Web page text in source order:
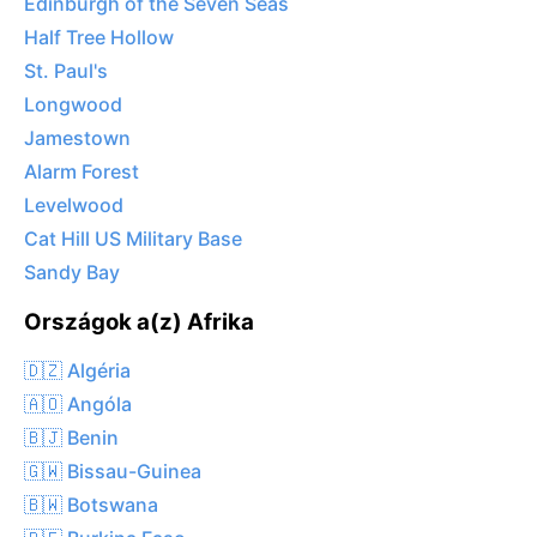
Half Tree Hollow
St. Paul's
Longwood
Jamestown
Alarm Forest
Levelwood
Cat Hill US Military Base
Sandy Bay
Országok a(z) Afrika
🇩🇿 Algéria
🇦🇴 Angóla
🇧🇯 Benin
🇬🇼 Bissau-Guinea
🇧🇼 Botswana